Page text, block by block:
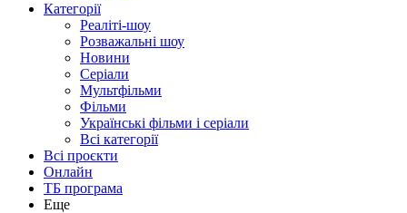
Категорії
Реаліті-шоу
Розважальні шоу
Новини
Серіали
Мультфільми
Фільми
Українські фільми і серіали
Всі категорії
Всі проєкти
Онлайн
ТБ програма
Еще